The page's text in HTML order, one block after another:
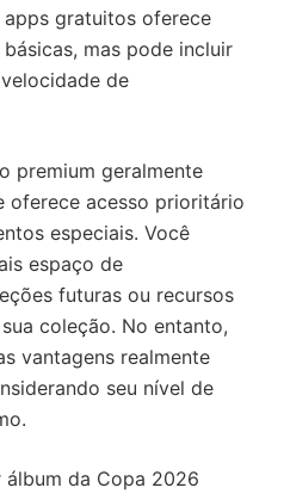
gratuitos oferece
mas pode incluir
de
premium geralmente
oferece acesso prioritário
especiais. Você
espaço de
futuras ou recursos
coleção. No entanto,
vantagens realmente
seu nível de
da Copa 2026